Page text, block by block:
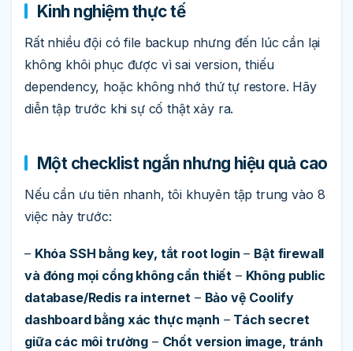
Kinh nghiệm thực tế
Rất nhiều đội có file backup nhưng đến lúc cần lại
không khôi phục được vì sai version, thiếu
dependency, hoặc không nhớ thứ tự restore. Hãy
diễn tập trước khi sự cố thật xảy ra.
Một checklist ngắn nhưng hiệu quả cao
Nếu cần ưu tiên nhanh, tôi khuyên tập trung vào 8
việc này trước:
– Khóa SSH bằng key, tắt root login – Bật firewall
và đóng mọi cổng không cần thiết – Không public
database/Redis ra internet– Bảo vệ Coolify
dashboard bằng xác thực mạnh – Tách secret
giữa các môi trường – Chốt version image, tránh